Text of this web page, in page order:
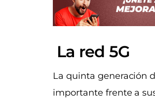
La red 5G
La quinta generación
importante frente a